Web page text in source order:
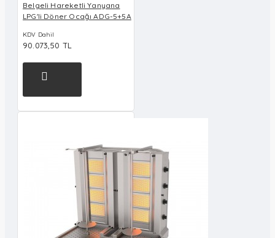
Belgeli Hareketli Yanyana
LPG'li Döner Ocağı ADG-5+5A
KDV Dahil
90.073,50 TL